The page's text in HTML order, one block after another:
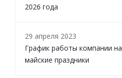
2026 года
29 апреля 2023
График работы компании на
майские праздники